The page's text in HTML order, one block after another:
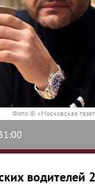
Фото © «Московская
водителей